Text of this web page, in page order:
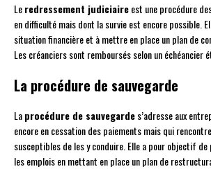
Leredressement judiciaireest une procédure
en difficulté mais dont la survie est encore possible.
situation financière et à mettre en place un plan de
Les créanciers sont remboursés selon un échéancier
La procédure de sauvegarde
Laprocédure de sauvegardes’adresse aux
encore en cessation des paiements mais qui
susceptibles de les y conduire. Elle a pour objectif
les emplois en mettant en place un plan de